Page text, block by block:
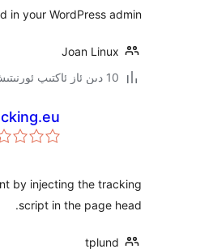
in your WordPress admin.
Joan Linux
10 دىن ئاز ئاكتىپ ئورنىتىش
by injecting the tracking
script in the page head.
tplund